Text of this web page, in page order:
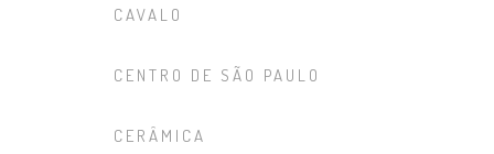
CAVALO
CENTRO DE SÃO PAULO
CERÂMICA